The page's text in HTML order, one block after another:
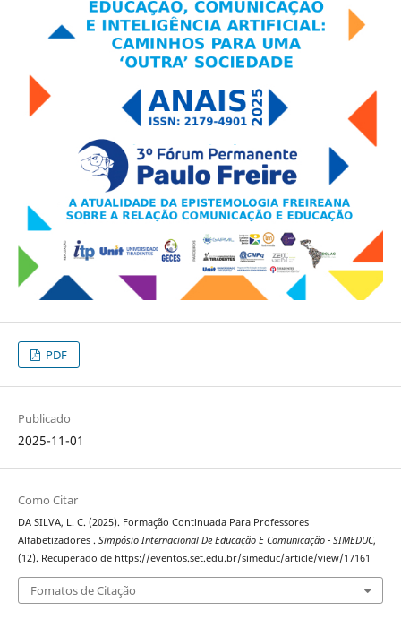
PDF
Publicado
2025-11-01
Como Citar
DA SILVA, L. C. (2025). Formação Continuada Para Professores
Alfabetizadores . Simpósio Internacional De Educação E Comunicação - SIMEDUC,
(12). Recuperado de https://eventos.set.edu.br/simeduc/article/view/17161
Fomatos de Citação